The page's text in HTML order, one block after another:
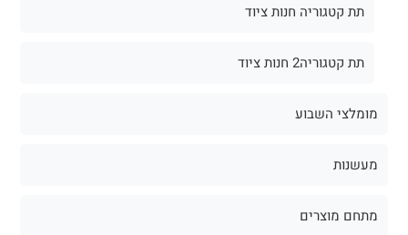
תת קטגוריה חנות ציוד
תת קטגוריה2 חנות ציוד
מומלצי השבוע
מעשנות
מתחם מוצרים